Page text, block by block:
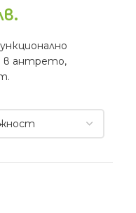
в антрето,